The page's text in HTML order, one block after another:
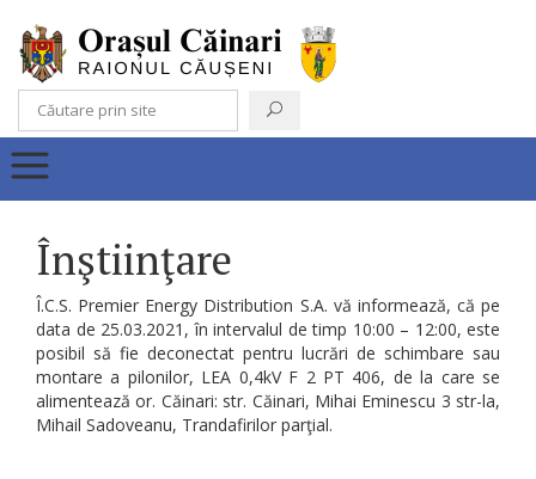
Înştiinţare
Î.C.S. Premier Energy Distribution S.A. vă informează, că pe
data de 25.03.2021, în intervalul de timp 10:00 – 12:00, este
posibil să fie deconectat pentru lucrări de schimbare sau
montare a pilonilor, LEA 0,4kV F 2 PT 406, de la care se
alimentează or. Căinari: str. Căinari, Mihai Eminescu 3 str-la,
Mihail Sadoveanu, Trandafirilor parţial.